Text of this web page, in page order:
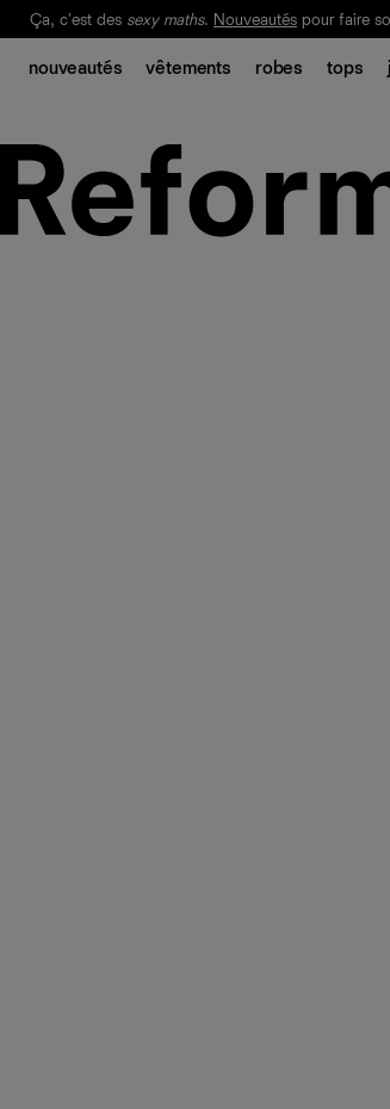
Notre Bilan Responsable 2025 est ici. Lisez-le
Ça, c'est des sexy maths. Nouveautés pour faire
nouveautés vêtements robes tops